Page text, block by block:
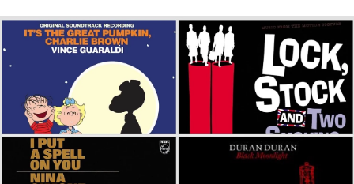
お知らせ
イベント・グッズ
YouTube
会社情報